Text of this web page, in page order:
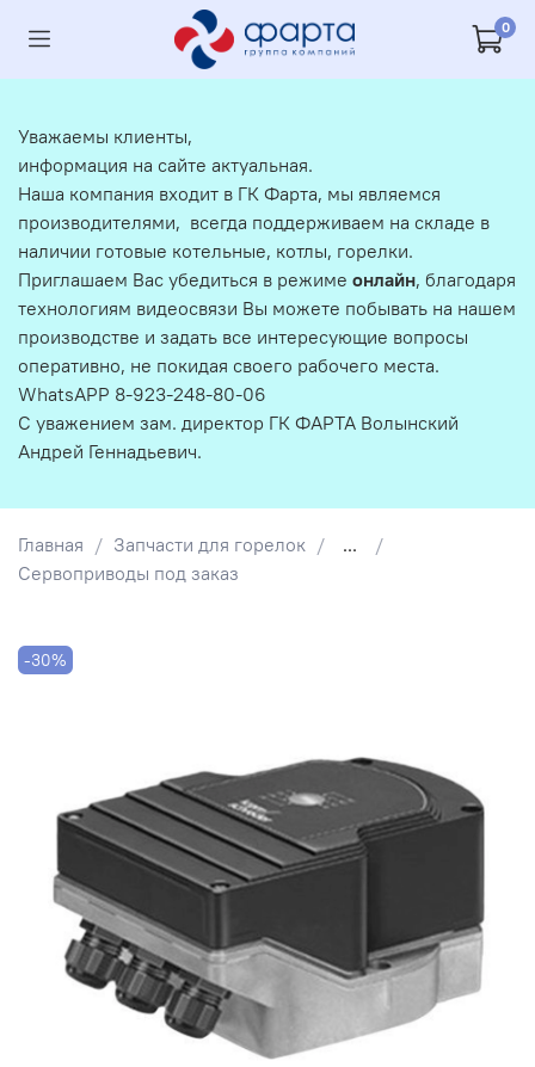
0
Главная Запчасти для горелок
...
Сервоприводы под заказ
-30%
Уважаемы клиенты,
информация на сайте актуальная.
Наша компания входит в ГК Фарта, мы являемся
производителями, всегда поддерживаем на складе в
наличии готовые котельные, котлы, горелки.
Приглашаем Вас убедиться в режиме онлайн, благодаря
технологиям видеосвязи Вы можете побывать на нашем
производстве и задать все интересующие вопросы
оперативно, не покидая своего рабочего места.
WhatsAPP 8-923-248-80-06
С уважением зам. директор ГК ФАРТА Волынский
Андрей Геннадьевич.